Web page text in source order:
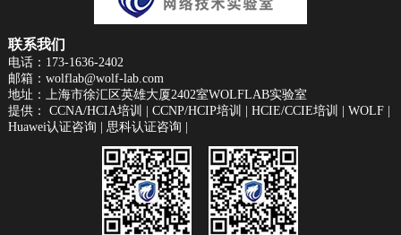
联系我们
电话：173-1636-2402
邮箱：wolflab@wolf-lab.com
地址：上海市徐汇区英雄大厦2402室WOLFLAB实验室
提供： CCNA/HCIA培训 CCNP/HCIP培训 HCIE/CCIE培训 WOLF|
Huawei认证咨询
思科认证咨询